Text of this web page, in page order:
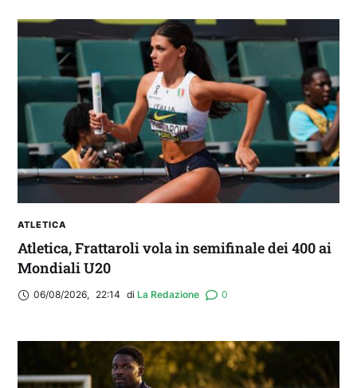
ATLETICA
Atletica, Frattaroli vola in semifinale dei 400 ai
Mondiali U20
06/08/2026, 22:14 di La Redazione 0